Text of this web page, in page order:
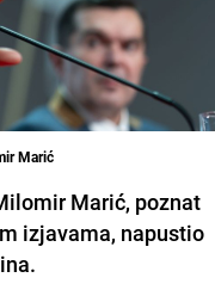
Marić
Marić, poznat
izjavama, napustio